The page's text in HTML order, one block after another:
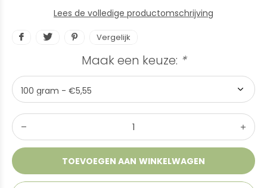
Lees de volledige productomschrijving
Vergelijk
Maak een keuze: *
TOEVOEGEN AAN WINKELWAGEN